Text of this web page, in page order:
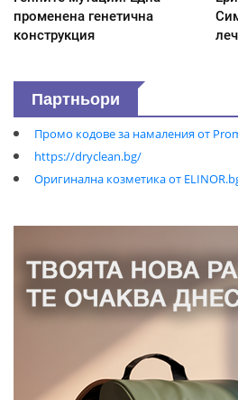
променена генетична
конструкция
Партньори
Промо кодове за намаления от
https://dryclean.bg/
Оригинална козметика от